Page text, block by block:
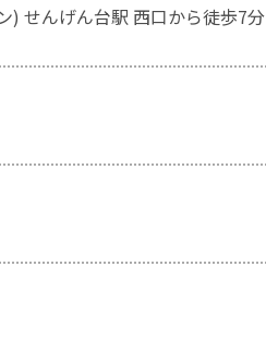
) せんげん台駅 西口から徒歩7分